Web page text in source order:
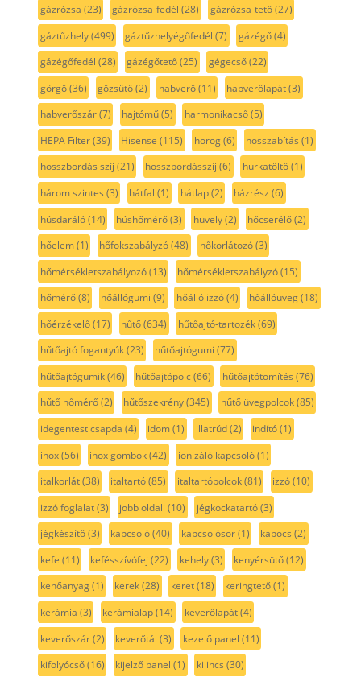
gázrózsa (23) gázrózsa-fedél (28) gázrózsa-tető(27)
gáztűzhely(499) gáztűzhelyégőfedél (7) gázégő(4)
gázégőfedél (28) gázégőtető(25) gégecső(22)
görgő(36) gőzsütő(2) habverő(11) habverőlapát(3)
habverőszár(7) hajtómű(5) harmonikacső(5)
HEPA Filter(39) Hisense (115) horog(6) hosszabítás (1)
hosszbordás szíj (21) hosszbordásszíj (6) hurkatöltő(1)
három szintes (3) hátfal (1) hátlap(2) házrész (6)
húsdaráló(14) húshőmérő(3) hüvely(2) hőcserélő(2)
hőelem(1) hőfokszabályzó(48) hőkorlátozó(3)
hőmérsékletszabályozó(13) hőmérsékletszabályzó(15)
hőmérő(8) hőállógumi (9) hőálló izzó(4) hőállóüveg(18)
hőérzékelő(17) hűtő(634) hűtőajtó-tartozék(69)
hűtőajtó fogantyúk(23) hűtőajtógumi (77)
hűtőajtógumik(46) hűtőajtópolc(66) hűtőajtótömítés (76)
hűtő hőmérő(2) hűtőszekrény(345) hűtő üvegpolcok(85)
idegentest csapda (4) idom(1) illatrúd(2) indító(1)
inox(56) inox gombok(42) ionizáló kapcsoló(1)
italkorlát(38) italtartó(85) italtartópolcok(81) izzó(10)
izzó foglalat(3) jobb oldali (10) jégkockatartó(3)
jégkészítő(3) kapcsoló(40) kapcsolósor(1) kapocs (2)
kefe (11) kefésszívófej (22) kehely(3) kenyérsütő(12)
kenőanyag(1) kerek(28) keret(18) keringtető(1)
kerámia (3) kerámialap(14) keverőlapát(4)
keverőszár(2) keverőtál (3) kezelő panel (11)
kifolyócső(16) kijelző panel (1) kilincs (30)